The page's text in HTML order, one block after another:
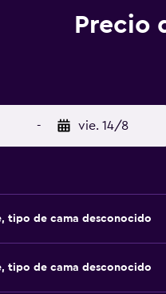
Precio
- vie. 14/8
tipo de cama desconocido
tipo de cama desconocido